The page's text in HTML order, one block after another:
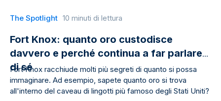
The Spotlight 10 minuti di lettura
Fort Knox: quanto oro custodisce
davvero e perché continua a far parlare
di sé
Fort Knox racchiude molti più segreti di quanto si possa
immaginare. Ad esempio, sapete quanto oro si trova
all'interno del caveau di lingotti più famoso degli Stati Uniti?